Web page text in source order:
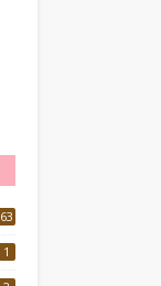
63
1